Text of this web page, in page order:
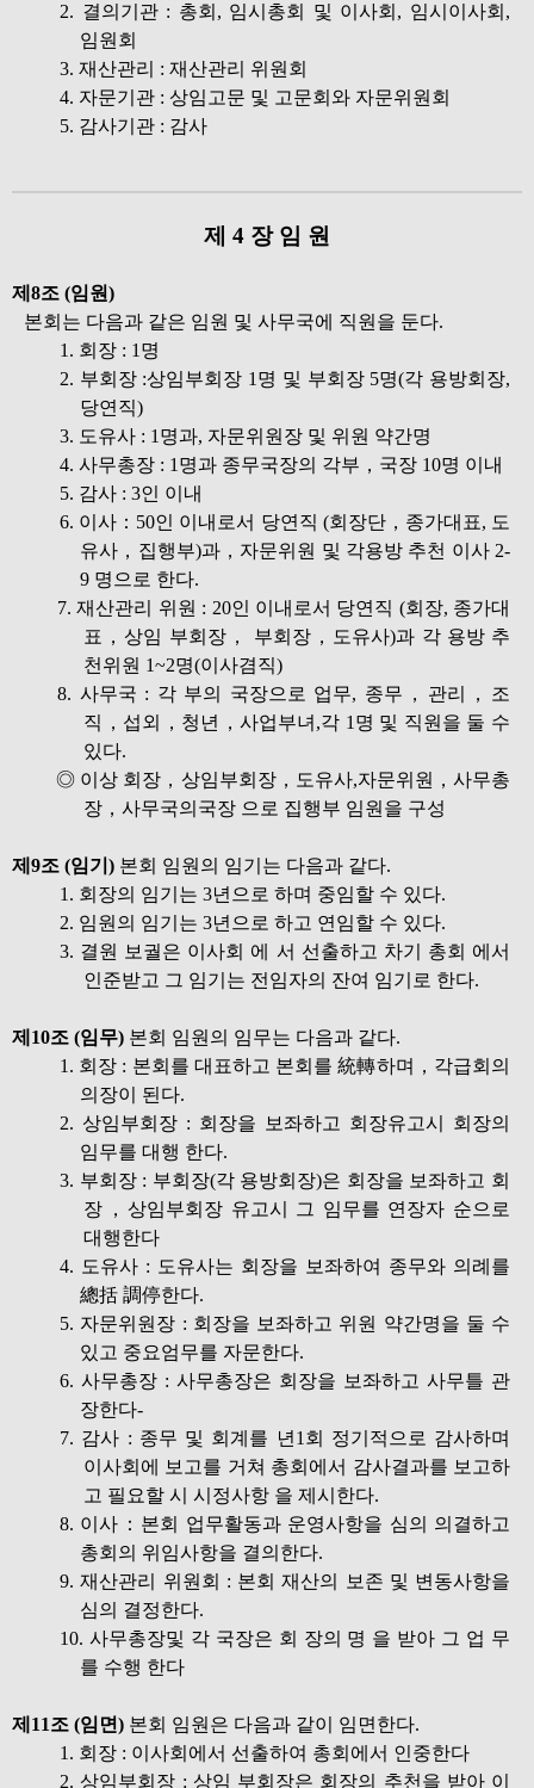
2. 결의기관 : 총회, 임시총회 및 이사회, 임시이사회,
임원회
3. 재산관리 : 재산관리 위원회
4. 자문기관 : 상임고문 및 고문회와 자문위원회
5. 감사기관 : 감사
제 4 장 임 원
제8조 (임원)
본회는 다음과 같은 임원 및 사무국에 직원을 둔다.
1. 회장 : 1명
2. 부회장 :상임부회장 1명 및 부회장 5명(각 용방회장,
당연직)
3. 도유사 : 1명과, 자문위원장 및 위원 약간명
4. 사무총장 : 1명과 종무국장의 각부，국장 10명 이내
5. 감사 : 3인 이내
6. 이사：50인 이내로서 당연직 (회장단，종가대표, 도
유사，집행부)과，자문위원 및 각용방 추천 이사 2-
9 명으로 한다.
7. 재산관리 위원 : 20인 이내로서 당연직 (회장, 종가대
표，상임 부회장， 부회장，도유사)과 각 용방 추
천위원 1~2명(이사겸직)
8. 사무국 : 각 부의 국장으로 업무, 종무，관리，조
직，섭외，청년，사업부녀,각 1명 및 직원을 둘 수
있다.
◎ 이상 회장，상임부회장，도유사,자문위원，사무총
장，사무국의국장 으로 집행부 임원을 구성
제9조 (임기) 본회 임원의 임기는 다음과 같다.
1. 회장의 임기는 3년으로 하며 중임할 수 있다.
2. 임원의 임기는 3년으로 하고 연임할 수 있다.
3. 결원 보궐은 이사회 에 서 선출하고 차기 총회 에서
인준받고 그 임기는 전임자의 잔여 임기로 한다.
제10조 (임무) 본회 임원의 임무는 다음과 같다.
1. 회장 : 본회를 대표하고 본회를 統轉하며，각급회의
의장이 된다.
2. 상임부회장 : 회장을 보좌하고 회장유고시 회장의
임무를 대행 한다.
3. 부회장 : 부회장(각 용방회장)은 회장을 보좌하고 회
장，상임부회장 유고시 그 임무를 연장자 순으로
대행한다
4. 도유사 : 도유사는 회장을 보좌하여 종무와 의례를
總括 調停한다.
5. 자문위원장 : 회장을 보좌하고 위원 약간명을 둘 수
있고 중요엄무를 자문한다.
6. 사무총장 : 사무총장은 회장을 보좌하고 사무틀 관
장한다-
7. 감사 : 종무 및 회계를 년1회 정기적으로 감사하며
이사회에 보고를 거쳐 총회에서 감사결과를 보고하
고 필요할 시 시정사항 을 제시한다.
8. 이사：본회 업무활동과 운영사항을 심의 의결하고
총회의 위임사항을 결의한다.
9. 재산관리 위원회 : 본회 재산의 보존 및 변동사항을
심의 결정한다.
10. 사무총장및 각 국장은 회 장의 명 을 받아 그 업 무
를 수행 한다
제11조 (임면) 본회 임원은 다음과 같이 임면한다.
1. 회장 : 이사회에서 선출하여 총회에서 인중한다
2. 상임부회장 : 상임 부회장은 회장의 추천을 받아 이